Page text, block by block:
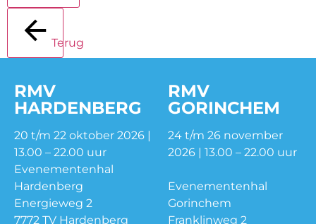
Terug
RMV
HARDENBERG
20 t/m 22 oktober 2026 |
13.00 – 22.00 uur
Evenementenhal
Hardenberg
Energieweg 2
7772 TV Hardenberg
RMV
GORINCHEM
24 t/m 26 november
2026 | 13.00 – 22.00 uur
Evenementenhal
Gorinchem
Franklinweg 2